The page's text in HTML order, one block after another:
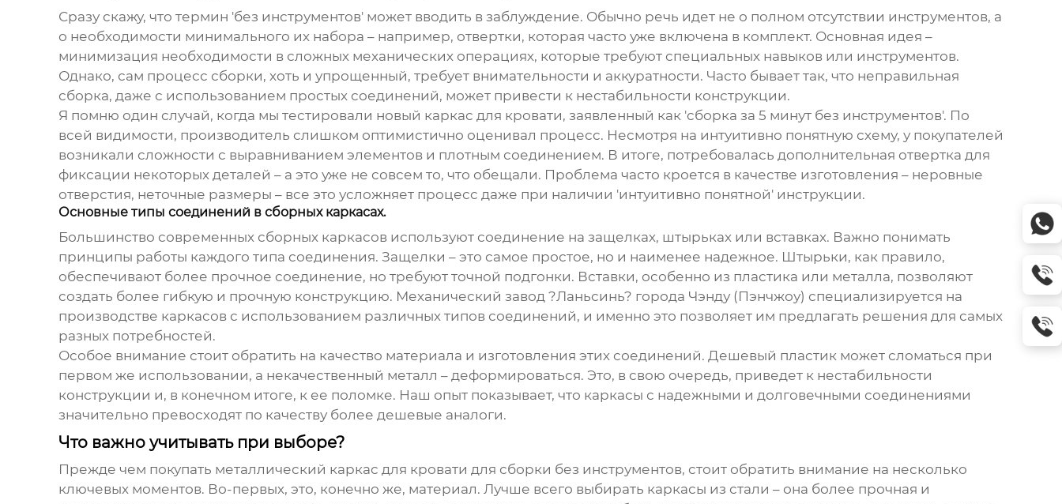
Сразу скажу, что термин 'без инструментов' может вводить в заблуждение. Обычно речь идет не о полном отсутствии инструментов, а
о необходимости минимального их набора – например, отвертки, которая часто уже включена в комплект. Основная идея –
минимизация необходимости в сложных механических операциях, которые требуют специальных навыков или инструментов.
Однако, сам процесс сборки, хоть и упрощенный, требует внимательности и аккуратности. Часто бывает так, что неправильная
сборка, даже с использованием простых соединений, может привести к нестабильности конструкции.
Я помню один случай, когда мы тестировали новый каркас для кровати, заявленный как 'сборка за 5 минут без инструментов'. По
всей видимости, производитель слишком оптимистично оценивал процесс. Несмотря на интуитивно понятную схему, у покупателей
возникали сложности с выравниванием элементов и плотным соединением. В итоге, потребовалась дополнительная отвертка для
фиксации некоторых деталей – а это уже не совсем то, что обещали. Проблема часто кроется в качестве изготовления – неровные
отверстия, неточные размеры – все это усложняет процесс даже при наличии 'интуитивно понятной' инструкции.
Основные типы соединений в сборных каркасах.
Большинство современных сборных каркасов используют соединение на защелках, штырьках или вставках. Важно понимать
принципы работы каждого типа соединения. Защелки – это самое простое, но и наименее надежное. Штырьки, как правило,
обеспечивают более прочное соединение, но требуют точной подгонки. Вставки, особенно из пластика или металла, позволяют
создать более гибкую и прочную конструкцию. Механический завод ?Ланьсинь? города Чэнду (Пэнчжоу) специализируется на
производстве каркасов с использованием различных типов соединений, и именно это позволяет им предлагать решения для самых
разных потребностей.
Особое внимание стоит обратить на качество материала и изготовления этих соединений. Дешевый пластик может сломаться при
первом же использовании, а некачественный металл – деформироваться. Это, в свою очередь, приведет к нестабильности
конструкции и, в конечном итоге, к ее поломке. Наш опыт показывает, что каркасы с надежными и долговечными соединениями
значительно превосходят по качеству более дешевые аналоги.
Что важно учитывать при выборе?
Прежде чем покупать металлический каркас для кровати для сборки без инструментов, стоит обратить внимание на несколько
ключевых моментов. Во-первых, это, конечно же, материал. Лучше всего выбирать каркасы из стали – она более прочная и